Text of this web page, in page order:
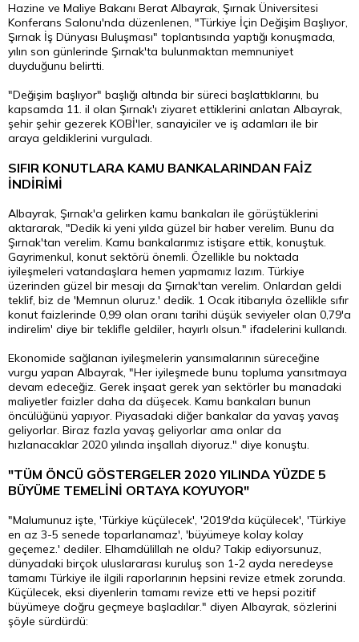
Hazine ve Maliye Bakanı Berat Albayrak, Şırnak Üniversitesi
Konferans Salonu'nda düzenlenen, "Türkiye İçin Değişim Başlıyor,
Şırnak İş Dünyası Buluşması" toplantısında yaptığı konuşmada,
yılın son günlerinde Şırnak'ta bulunmaktan memnuniyet
duyduğunu belirtti.
"Değişim başlıyor" başlığı altında bir süreci başlattıklarını, bu
kapsamda 11. il olan Şırnak'ı ziyaret ettiklerini anlatan Albayrak,
şehir şehir gezerek KOBİ'ler, sanayiciler ve iş adamları ile bir
araya geldiklerini vurguladı.
SIFIR KONUTLARA KAMU BANKALARINDAN FAİZ
İNDİRİMİ
Albayrak, Şırnak'a gelirken kamu bankaları ile görüştüklerini
aktararak, "Dedik ki yeni yılda güzel bir haber verelim. Bunu da
Şırnak'tan verelim. Kamu bankalarımız istişare ettik, konuştuk.
Gayrimenkul, konut sektörü önemli. Özellikle bu noktada
iyileşmeleri vatandaşlara hemen yapmamız lazım. Türkiye
üzerinden güzel bir mesajı da Şırnak'tan verelim. Onlardan geldi
teklif, biz de 'Memnun oluruz.' dedik. 1 Ocak itibarıyla özellikle sıfır
konut faizlerinde 0,99 olan oranı tarihi düşük seviyeler olan 0,79'a
indirelim' diye bir teklifle geldiler, hayırlı olsun." ifadelerini kullandı.
Ekonomide sağlanan iyileşmelerin yansımalarının süreceğine
vurgu yapan Albayrak, "Her iyileşmede bunu topluma yansıtmaya
devam edeceğiz. Gerek inşaat gerek yan sektörler bu manadaki
maliyetler faizler daha da düşecek. Kamu bankaları bunun
öncülüğünü yapıyor. Piyasadaki diğer bankalar da yavaş yavaş
geliyorlar. Biraz fazla yavaş geliyorlar ama onlar da
hızlanacaklar 2020 yılında inşallah diyoruz." diye konuştu.
"TÜM ÖNCÜ GÖSTERGELER 2020 YILINDA YÜZDE 5
BÜYÜME TEMELİNİ ORTAYA KOYUYOR"
"Malumunuz işte, 'Türkiye küçülecek', '2019'da küçülecek', 'Türkiye
en az 3-5 senede toparlanamaz', 'büyümeye kolay kolay
geçemez.' dediler. Elhamdülillah ne oldu? Takip ediyorsunuz,
dünyadaki birçok uluslararası kuruluş son 1-2 ayda neredeyse
tamamı Türkiye ile ilgili raporlarının hepsini revize etmek zorunda.
Küçülecek, eksi diyenlerin tamamı revize etti ve hepsi pozitif
büyümeye doğru geçmeye başladılar." diyen Albayrak, sözlerini
şöyle sürdürdü: